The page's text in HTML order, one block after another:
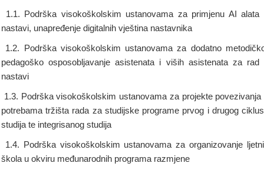
1.1. Podrška visokoškolskim ustanovama za primjenu AI alata
nastavi, unapređenje digitalnih vještina nastavnika
1.2. Podrška visokoškolskim ustanovama za dodatno
pedagoško osposobljavanje asistenata i viših asistenata za rad
nastavi
1.3. Podrška visokoškolskim ustanovama za projekte povezivanja
potrebama tržišta rada za studijske programe prvog i drugog
studija te integrisanog studija
1.4. Podrška visokoškolskim ustanovama za organizovanje
škola u okviru međunarodnih programa razmjene